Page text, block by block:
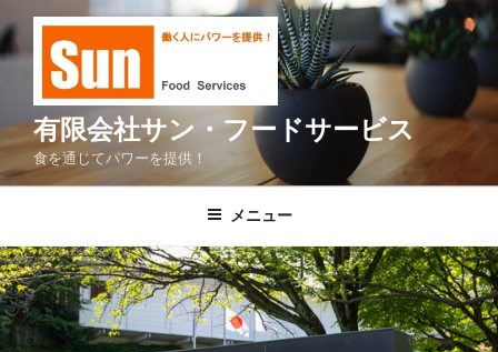
ン
テ
へ
ス
プ
有限会社サン・フードサービス
食を通じてパワーを提供！
メニュー